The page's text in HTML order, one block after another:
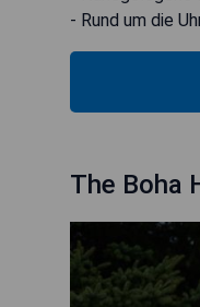
- Rund um die
The Boha